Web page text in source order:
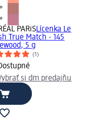
PARiSLícenka Le
True Match - 145
5 g
(1)
si dm predajňu